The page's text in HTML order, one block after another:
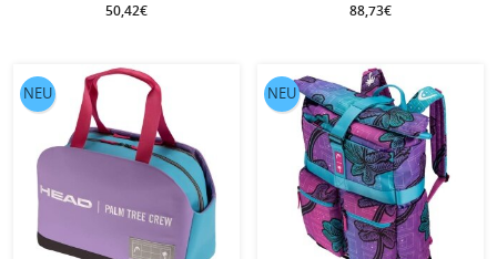
50,42€ 88,73€
NEU NEU